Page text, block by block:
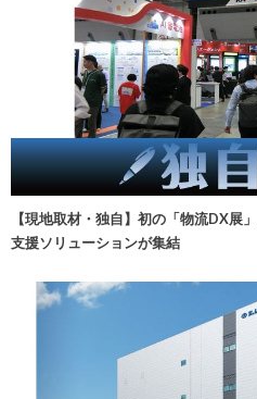
【現地取材・独自】初の「物流DX展
支援ソリューションが集結